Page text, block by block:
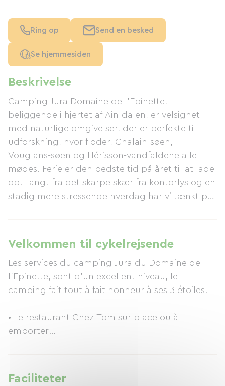
Beskrivelse
Camping Jura Domaine de l'Epinette,
beliggende i hjertet af Ain-dalen, er velsignet
med naturlige omgivelser, der er perfekte til
udforskning, hvor floder, Chalain-søen,
Vouglans-søen og Hérisson-vandfaldene alle
mødes. Ferie er den bedste tid på året til at lade
op. Langt fra det skarpe skær fra kontorlys og en
stadig mere stressende hverdag har vi tænkt på
udlejningssteder, mobile homes og sommerhuse
vil Camping Jura Domaine de l'Epinette gøre din
ferie uforglemmelig. Opvarmede
swimmingpools, en børneklub og adskillige
vandremuligheder vil sikre, at din ferie på
virkelig mindeværdig. Domaine de l'Epinette er
en del af Kawan Village-netværket.
Velkommen til cykelrejsende
Les services du camping Jura du Domaine de
l'Epinette, sont d'un excellent niveau, le
camping fait tout à fait honneur à ses 3 étoiles.
• Le restaurant Chez Tom sur place ou à
emporter
• Supérette
Faciliteter
Ring op Send en besked
Se hjemmesiden